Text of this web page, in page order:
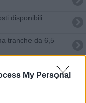
My Personal
disponibili
tranche da 6,5
anche in